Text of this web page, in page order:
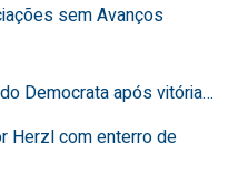
sem Avanços
Democrata após vitória…
Herzl com enterro de